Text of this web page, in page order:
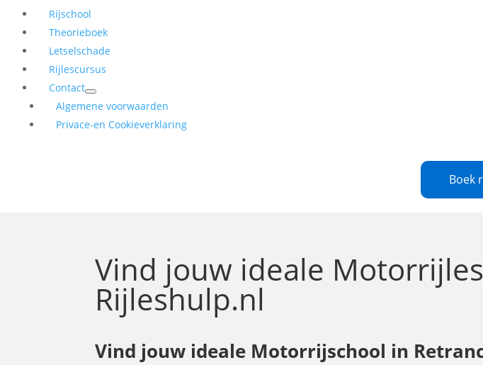
Rijschool
Theorieboek
Letselschade
Rijlescursus
Contact
Algemene voorwaarden
Privace-en Cookieverklaring
Boek
Vind jouw ideale
Rijleshulp.nl
Vind jouw ideale Motorrijschool in